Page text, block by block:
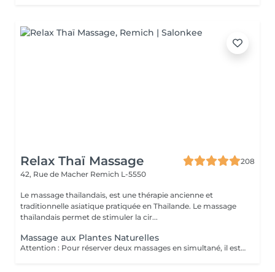
Relax Thaï Massage
208
42, Rue de Macher Remich L-5550
Le massage thaïlandais, est une thérapie ancienne et
traditionnelle asiatique pratiquée en Thaïlande. Le massage
thaïlandais permet de stimuler la cir...
Massage aux Plantes Naturelles
Attention : Pour réserver deux massages en simultané, il est nécessaire de procéder à deux réservations séparées. Ajouter deux services dans une seule réservation entraînera la programmation des rendez-vous l'un après l'autre, et non en même temps. Si besoin, vous pouvez également nous contacter par téléphone au 691 603 983. Merci !